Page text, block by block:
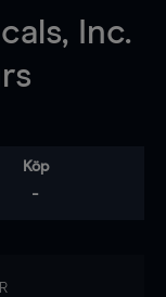
Inc.
Köp
-